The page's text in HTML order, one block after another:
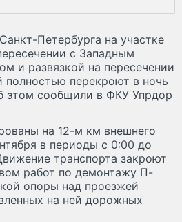
Петербурга на участке
с Западным
и развязкой на пересечении
перекроют в ночь
этом сообщили в ФКУ Упрдор
на 12-м км внешнего
в периоды с 0:00 до
транспорта закроют
работ по демонтажу П-
опоры над проезжей
на ней дорожных